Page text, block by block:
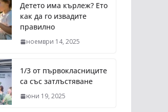
Детето има кърлеж? Ето
как да го извадите
правилно
ноември 14, 2025
1/3 от първокласниците
са със затлъстяване
юни 19, 2025